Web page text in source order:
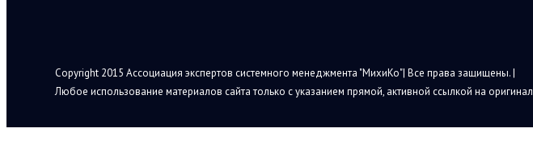
Copyright 2015 Ассоциация экспертов системного менеджмента "МихиКо"| Все права защищены. |
Любое использование материалов сайта только с указанием прямой, активной ссылкой на оригинал